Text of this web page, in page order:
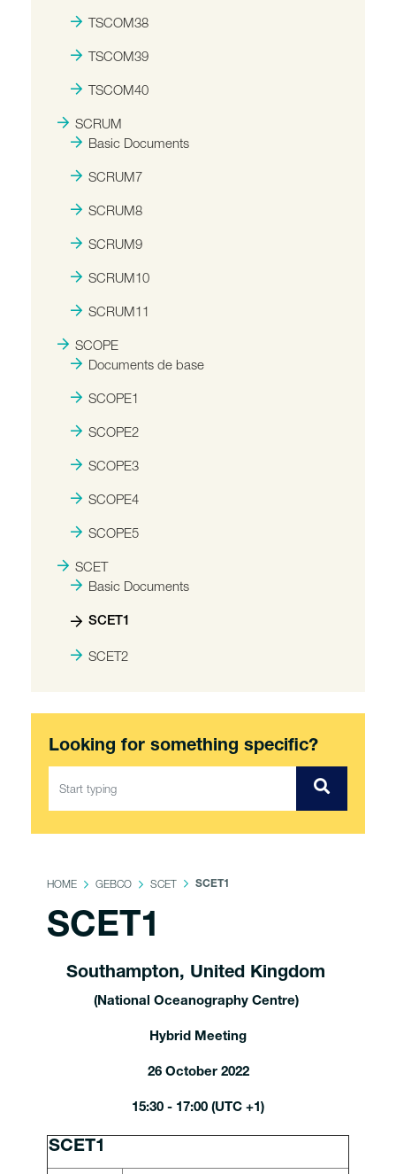
TSCOM38
TSCOM39
TSCOM40
SCRUM
Basic Documents
SCRUM7
SCRUM8
SCRUM9
SCRUM10
SCRUM11
SCOPE
Documents de base
SCOPE1
SCOPE2
SCOPE3
SCOPE4
SCOPE5
SCET
Basic Documents
SCET1
SCET2
Looking for something specific?
HOME GEBCO SCET SCET1
SCET1
Southampton, United Kingdom
(National Oceanography Centre)
Hybrid Meeting
26 October 2022
15:30 - 17:00 (UTC +1)
SCET1